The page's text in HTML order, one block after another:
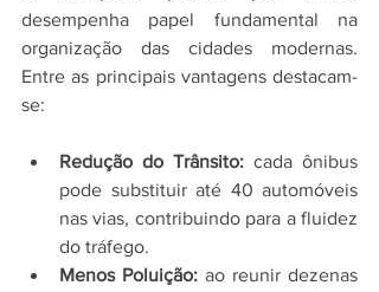
desempenha papel fundamental na
organização das cidades modernas.
Entre as principais vantagens destacam-
se:
Redução do Trânsito: cada ônibus
pode substituir até 40 automóveis
nas vias, contribuindo para a fluidez
do tráfego.
Menos Poluição: ao reunir dezenas